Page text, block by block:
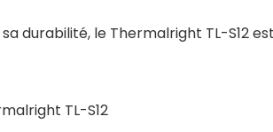
durabilité, le Thermalright TL-S12
TL-S12